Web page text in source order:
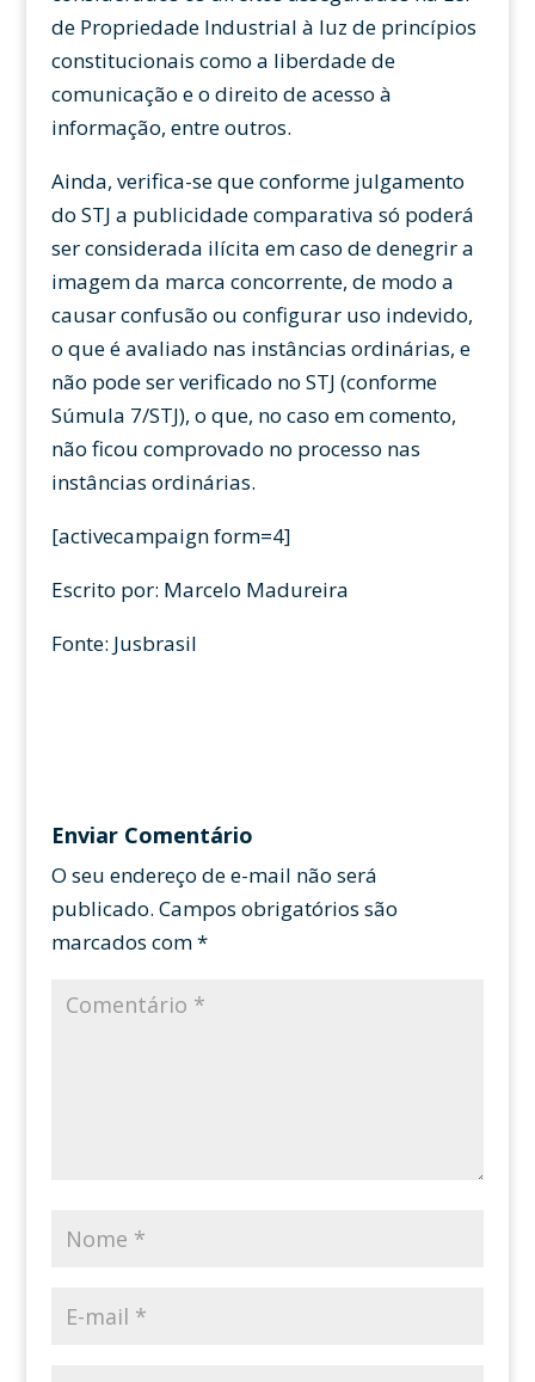
de Propriedade Industrial à luz de princípios
constitucionais como a liberdade de
comunicação e o direito de acesso à
informação, entre outros.
Ainda, verifica-se que conforme julgamento
do STJ a publicidade comparativa só poderá
ser considerada ilícita em caso de denegrir a
imagem da marca concorrente, de modo a
causar confusão ou configurar uso indevido,
o que é avaliado nas instâncias ordinárias, e
não pode ser verificado no STJ (conforme
Súmula 7/STJ), o que, no caso em comento,
não ficou comprovado no processo nas
instâncias ordinárias.
[activecampaign form=4]
Escrito por: Marcelo Madureira
Fonte: Jusbrasil
Enviar Comentário
O seu endereço de e-mail não será
publicado. Campos obrigatórios são
marcados com*